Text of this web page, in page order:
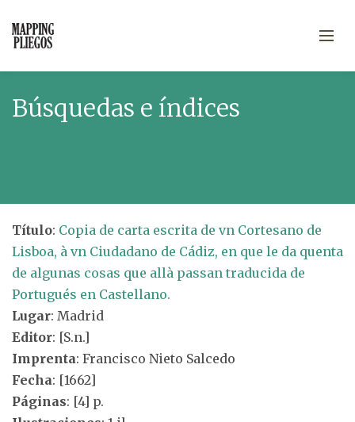
Búsquedas e índices
Título: Copia de carta escrita de vn Cortesano de
Lisboa, à vn Ciudadano de Cádiz, en que le da quenta
de algunas cosas que allà passan traducida de
Portugués en Castellano.
Lugar: Madrid
Editor: [S.n.]
Imprenta: Francisco Nieto Salcedo
Fecha: [1662]
Páginas: [4] p.